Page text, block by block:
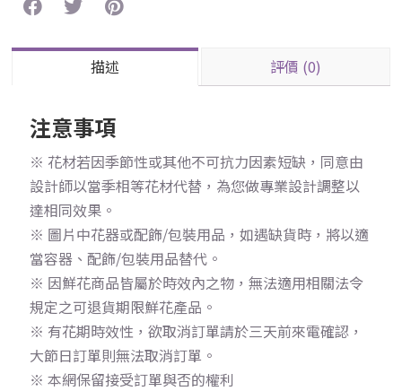
描述 評價 (0)
注意事項
※ 花材若因季節性或其他不可抗力因素短缺，同意由
設計師以當季相等花材代替，為您做專業設計調整以
達相同效果。
※ 圖片中花器或配飾/包裝用品，如遇缺貨時，將以適
當容器、配飾/包裝用品替代。
※ 因鮮花商品皆屬於時效內之物，無法適用相關法令
規定之可退貨期限鮮花產品。
※ 有花期時效性，欲取消訂單請於三天前來電確認，
大節日訂單則無法取消訂單。
※ 本網保留接受訂單與否的權利